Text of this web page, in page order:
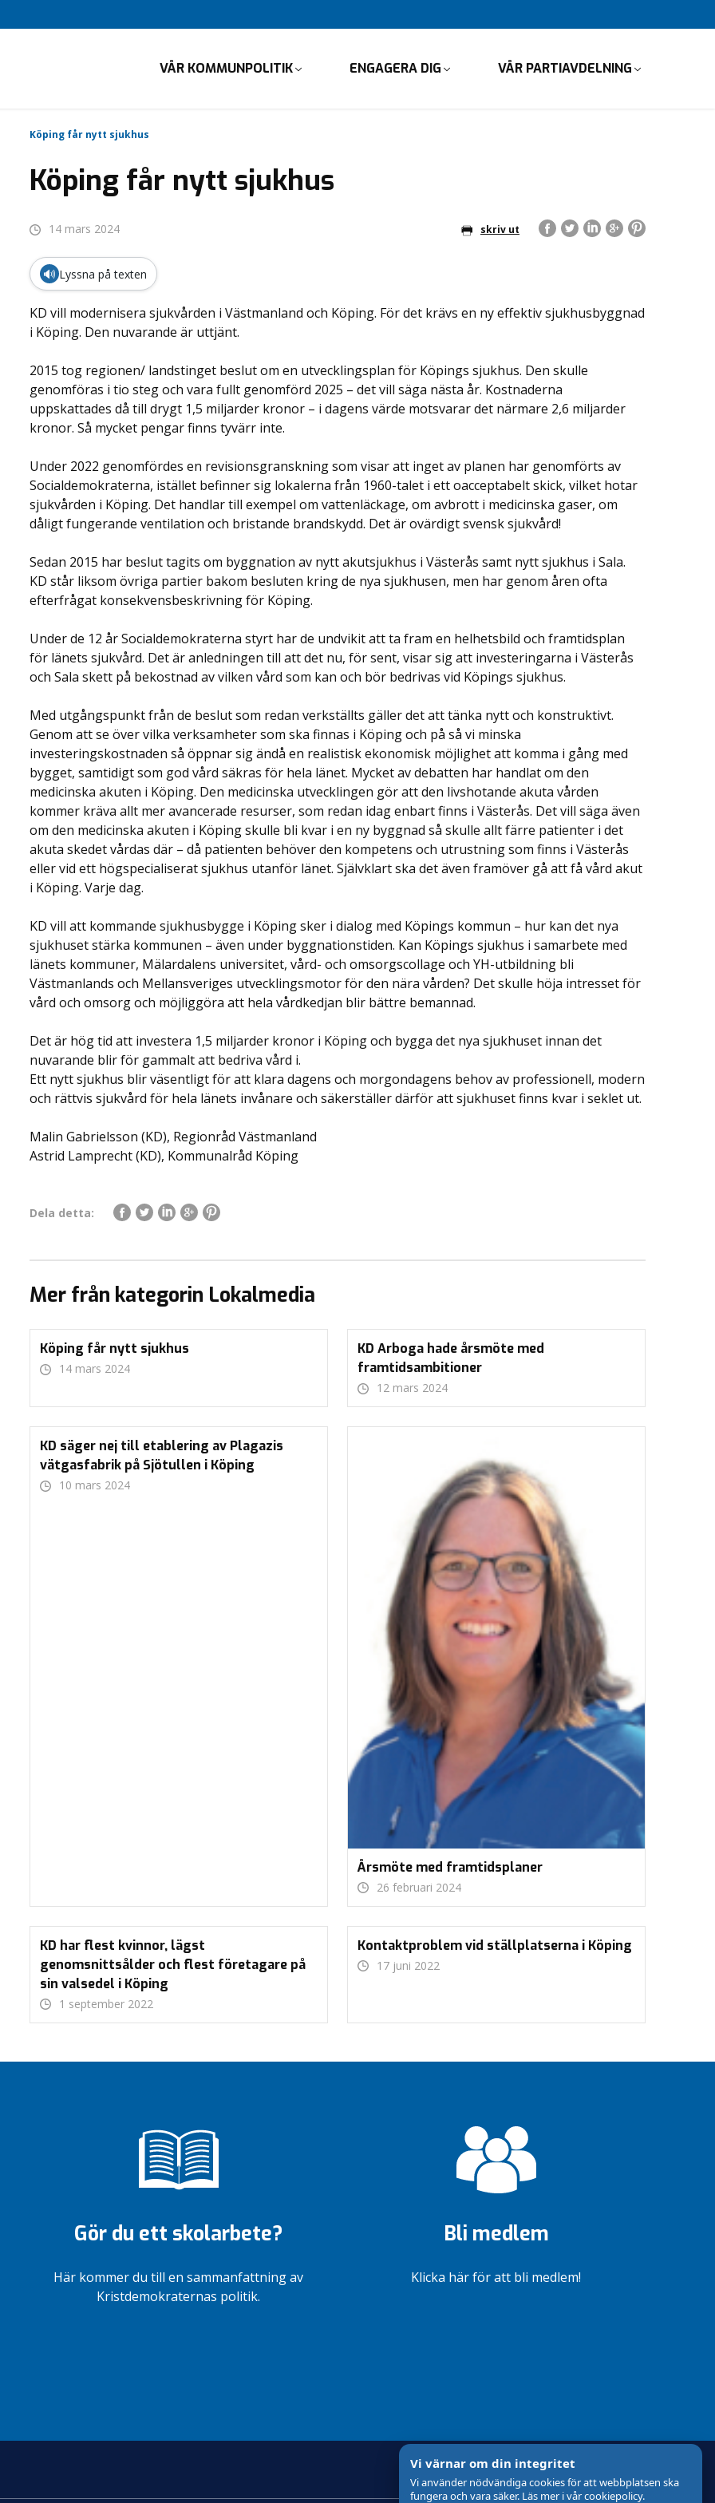
VÅR KOMMUNPOLITIK ENGAGERA DIG VÅR PARTIAVDELNING
Köping får nytt sjukhus
Köping får nytt sjukhus
14 mars 2024 skriv ut
🔊 Lyssna på texten
KD vill modernisera sjukvården i Västmanland och Köping. För det krävs en ny effektiv sjukhusbyggnad
i Köping. Den nuvarande är uttjänt.
2015 tog regionen/ landstinget beslut om en utvecklingsplan för Köpings sjukhus. Den skulle
genomföras i tio steg och vara fullt genomförd 2025 – det vill säga nästa år. Kostnaderna
uppskattades då till drygt 1,5 miljarder kronor – i dagens värde motsvarar det närmare 2,6 miljarder
kronor. Så mycket pengar finns tyvärr inte.
Under 2022 genomfördes en revisionsgranskning som visar att inget av planen har genomförts av
Socialdemokraterna, istället befinner sig lokalerna från 1960-talet i ett oacceptabelt skick, vilket hotar
sjukvården i Köping. Det handlar till exempel om vattenläckage, om avbrott i medicinska gaser, om
dåligt fungerande ventilation och bristande brandskydd. Det är ovärdigt svensk sjukvård!
Sedan 2015 har beslut tagits om byggnation av nytt akutsjukhus i Västerås samt nytt sjukhus i Sala.
KD står liksom övriga partier bakom besluten kring de nya sjukhusen, men har genom åren ofta
efterfrågat konsekvensbeskrivning för Köping.
Under de 12 år Socialdemokraterna styrt har de undvikit att ta fram en helhetsbild och framtidsplan
för länets sjukvård. Det är anledningen till att det nu, för sent, visar sig att investeringarna i Västerås
och Sala skett på bekostnad av vilken vård som kan och bör bedrivas vid Köpings sjukhus.
Med utgångspunkt från de beslut som redan verkställts gäller det att tänka nytt och konstruktivt.
Genom att se över vilka verksamheter som ska finnas i Köping och på så vi minska
investeringskostnaden så öppnar sig ändå en realistisk ekonomisk möjlighet att komma i gång med
bygget, samtidigt som god vård säkras för hela länet. Mycket av debatten har handlat om den
medicinska akuten i Köping. Den medicinska utvecklingen gör att den livshotande akuta vården
kommer kräva allt mer avancerade resurser, som redan idag enbart finns i Västerås. Det vill säga även
om den medicinska akuten i Köping skulle bli kvar i en ny byggnad så skulle allt färre patienter i det
akuta skedet vårdas där – då patienten behöver den kompetens och utrustning som finns i Västerås
eller vid ett högspecialiserat sjukhus utanför länet. Självklart ska det även framöver gå att få vård akut
i Köping. Varje dag.
KD vill att kommande sjukhusbygge i Köping sker i dialog med Köpings kommun – hur kan det nya
sjukhuset stärka kommunen – även under byggnationstiden. Kan Köpings sjukhus i samarbete med
länets kommuner, Mälardalens universitet, vård- och omsorgscollage och YH-utbildning bli
Västmanlands och Mellansveriges utvecklingsmotor för den nära vården? Det skulle höja intresset för
vård och omsorg och möjliggöra att hela vårdkedjan blir bättre bemannad.
Det är hög tid att investera 1,5 miljarder kronor i Köping och bygga det nya sjukhuset innan det
nuvarande blir för gammalt att bedriva vård i.
Ett nytt sjukhus blir väsentligt för att klara dagens och morgondagens behov av professionell, modern
och rättvis sjukvård för hela länets invånare och säkerställer därför att sjukhuset finns kvar i seklet ut.
Malin Gabrielsson (KD), Regionråd Västmanland
Astrid Lamprecht (KD), Kommunalråd Köping
Dela detta:
Mer från kategorin Lokalmedia
Köping får nytt sjukhus
14 mars 2024
KD Arboga hade årsmöte med
framtidsambitioner
12 mars 2024
KD säger nej till etablering av Plagazis
vätgasfabrik på Sjötullen i Köping
10 mars 2024
Årsmöte med framtidsplaner
26 februari 2024
KD har flest kvinnor, lägst
genomsnittsålder och flest företagare på
sin valsedel i Köping
1 september 2022
Kontaktproblem vid ställplatserna i Köping
17 juni 2022
Gör du ett skolarbete?
Här kommer du till en sammanfattning av
Kristdemokraternas politik.
Bli medlem
Klicka här för att bli medlem!
Vi värnar om din integritet
Vi använder nödvändiga cookies för att webbplatsen ska
fungera och vara säker. Läs mer i vår cookiepolicy.